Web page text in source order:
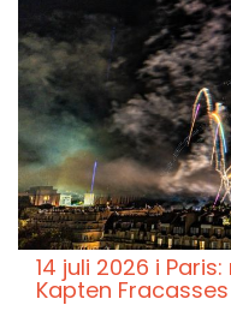
14 juli 2026 i
Kapten